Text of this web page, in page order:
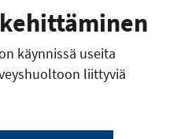
käynnissä useita
liittyviä